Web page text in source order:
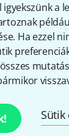
igyekszünk a
Ha ezzel
összes
Sütik
x 35,5 x 32
Blue